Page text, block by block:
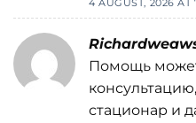
4 AUGUST, 2026 AT
Помощь
стационар и